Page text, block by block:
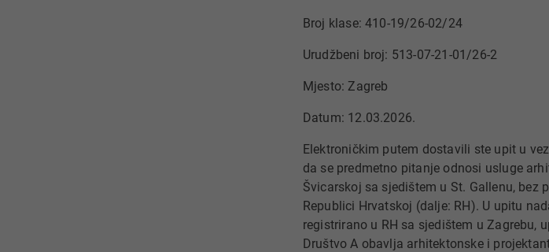
Broj klase: 410-19/26-02/24
Urudžbeni broj: 513-07-21-01/26-2
Mjesto: Zagreb
Datum: 12.03.2026.
Elektroničkim putem dostavili ste upit u
da se predmetno pitanje odnosi usluge
Švicarskoj sa sjedištem u St. Gallenu,
Republici Hrvatskoj (dalje: RH). U upitu
registrirano u RH sa sjedištem u Zagrebu,
Društvo A obavlja arhitektonske i